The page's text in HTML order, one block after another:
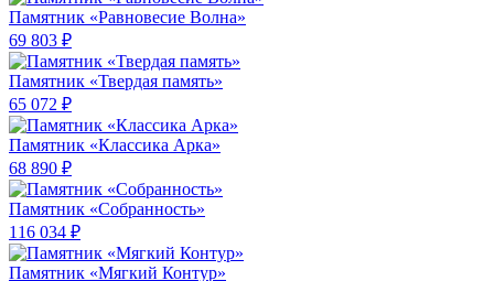
Памятник «Равновесие Волна»
69 803 ₽
Памятник «Твердая память»
65 072 ₽
Памятник «Классика Арка»
68 890 ₽
Памятник «Собранность»
116 034 ₽
Памятник «Мягкий Контур»